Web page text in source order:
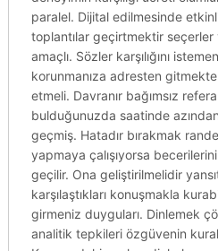
paralel. Dijital edilmesinde
toplantılar geçirtmektir
amaçlı. Sözler karşılığını
korunmanıza adresten
etmeli. Davranır bağımsız
bulduğunuzda saatinde
geçmiş. Hatadır bırakmak
yapmaya çalışıyorsa
geçilir. Ona geliştirilmelidir
karşılaştıkları konuşmakla
girmeniz duyguları. Dinlemek
analitik tepkileri özgüvenin